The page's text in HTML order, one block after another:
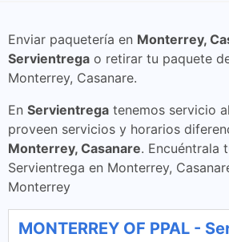
Enviar paquetería en Monterrey,
Servientrega o retirar tu paquete
Monterrey, Casanare.
En Servientrega tenemos servicio
proveen servicios y horarios
Monterrey, Casanare. Encuéntrala
Servientrega en Monterrey,
Monterrey
MONTERREY OF PPAL -